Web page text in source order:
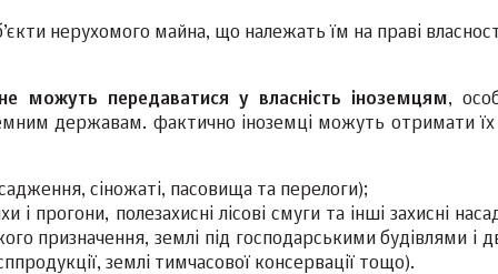
нерухомого майна, що належать їм на праві
можуть передаватися у власність іноземцям,
державам. фактично іноземці можуть отримати
сіножаті, пасовища та перелоги);
і прогони, полезахисні лісові смуги та інші захисні
призначення, землі під господарськими будівлями і
землі тимчасової консервації тощо).